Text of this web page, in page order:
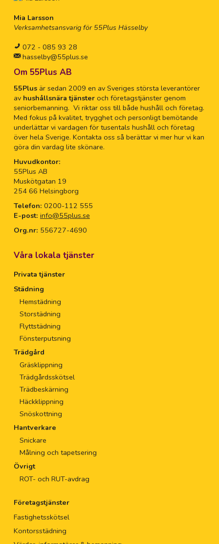
Mia Larsson
Verksamhetsansvarig för 55Plus Hässelby
072 - 085 93 28
hasselby@55plus.se
Om 55Plus AB
55Plusär sedan 2009 en av Sveriges största leverantörer
av hushållsnära tjänsteroch företagstjänster genom
seniorbemanning. Vi riktar oss till både hushåll och företag.
Med fokus på kvalitet, trygghet och personligt bemötande
underlättar vi vardagen för tusentals hushåll och företag
över hela Sverige. Kontakta oss så berättar vi mer hur vi kan
göra din vardag lite skönare.
Huvudkontor:
55Plus AB
Muskötgatan 19
254 66 Helsingborg
Telefon: 0200-112 555
E-post: info@55plus.se
Org.nr: 556727-4690
Våra lokala tjänster
Privata tjänster
Städning
Hemstädning
Storstädning
Flyttstädning
Fönsterputsning
Trädgård
Gräsklippning
Trädgårdsskötsel
Trädbeskärning
Häckklippning
Snöskottning
Hantverkare
Snickare
Målning och tapetsering
Övrigt
ROT- och RUT-avdrag
Företagstjänster
Fastighetsskötsel
Kontorsstädning